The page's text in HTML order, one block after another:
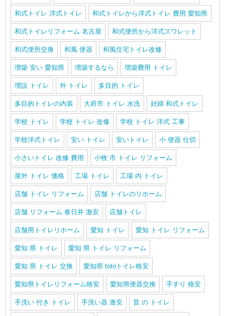
和式トイレ 洋式トイレ 和式トイレから洋式トイレ 費用 愛知県
和式トイレリフォーム 名古屋 和式便所から洋式スワレット
和式便所交換 和風 便器 和風住宅トイレ改修
増築 安い 愛知県 増築するなら 増築費用 トイレ
増設 トイレ 外 トイレ 多目的 トイレ
多目的トイレの内装 大府市 トイレ 水洗 妊婦 和式トイレ
学校 トイレ 学校 トイレ 改修 学校 トイレ 洋式 工事
学校洋式トイレ 安い トイレ 安いトイレ 小 便器 仕切
小さいトイレ 改修 費用 小牧 市 トイレ リフォーム
屋外 トイレ 価格 工場 トイレ 工場 内 トイレ
店舗 トイレ リフォーム 店舗 トイレのリホーム
店舗 リフォーム 春日井 激安 店舗トイレ
店舗用トイレリホーム 愛知 トイレ 愛知 トイレ リフォーム
愛知 県 トイレ 愛知 県 トイレ リフォーム
愛知 県 トイレ 交換 愛知県 totoトイレ格安
愛知県トイレリフォーム格安 愛知県便器交換 手すり 格安
手洗い 付き トイレ 手洗い器 激安 昔 の トイレ